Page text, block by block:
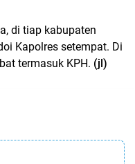
di tiap kabupaten
Kapolres setempat. Di
termasuk KPH. (jl)